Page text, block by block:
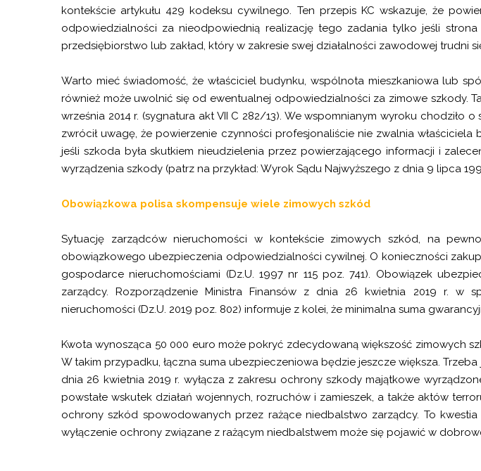
kontekście artykułu 429 kodeksu cywilnego. Ten przepis KC wskazuje, że
odpowiedzialności za nieodpowiednią realizację tego zadania tylko jeśli
przedsiębiorstwo lub zakład, który w zakresie swej działalności zawodowej trudni
Warto mieć świadomość, że właściciel budynku, wspólnota mieszkaniowa lub
również może uwolnić się od ewentualnej odpowiedzialności za zimowe szkody.
września 2014 r. (sygnatura akt VII C 282/13). We wspomnianym wyroku
zwrócił uwagę, że powierzenie czynności profesjonaliście nie zwalnia
jeśli szkoda była skutkiem nieudzielenia przez powierzającego informacji i
wyrządzenia szkody (patrz na przykład: Wyrok Sądu Najwyższego z dnia 9 lipca
Obowiązkowa polisa skompensuje wiele zimowych szkód
Sytuację zarządców nieruchomości w kontekście zimowych szkód, na
obowiązkowego ubezpieczenia odpowiedzialności cywilnej. O konieczności
gospodarce nieruchomościami (Dz.U. 1997 nr 115 poz. 741). Obowiązek
zarządcy. Rozporządzenie Ministra Finansów z dnia 26 kwietnia 2019 r. w
nieruchomości (Dz.U. 2019 poz. 802) informuje z kolei, że minimalna suma
Kwota wynosząca 50 000 euro może pokryć zdecydowaną większość zimowych
W takim przypadku, łączna suma ubezpieczeniowa będzie jeszcze większa.
dnia 26 kwietnia 2019 r. wyłącza z zakresu ochrony szkody majątkowe
powstałe wskutek działań wojennych, rozruchów i zamieszek, a także aktów
ochrony szkód spowodowanych przez rażące niedbalstwo zarządcy. To
wyłączenie ochrony związane z rażącym niedbalstwem może się pojawić w